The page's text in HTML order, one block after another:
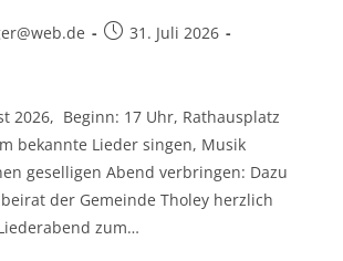
31. Juli 2026
2026, Beginn: 17 Uhr, Rathausplatz
bekannte Lieder singen, Musik
geselligen Abend verbringen: Dazu
der Gemeinde Tholey herzlich
zum…